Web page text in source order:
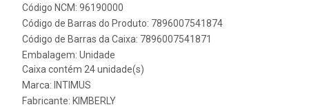
Código NCM: 96190000
Código de Barras do Produto: 7896007541874
Código de Barras da Caixa: 7896007541871
Embalagem: Unidade
Caixa contém 24 unidade(s)
Marca: INTIMUS
Fabricante: KIMBERLY